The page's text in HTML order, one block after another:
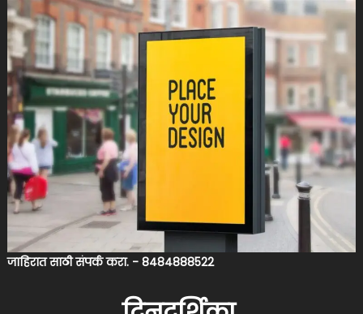
जाहिरात साठी संपर्क करा. - 8484888522